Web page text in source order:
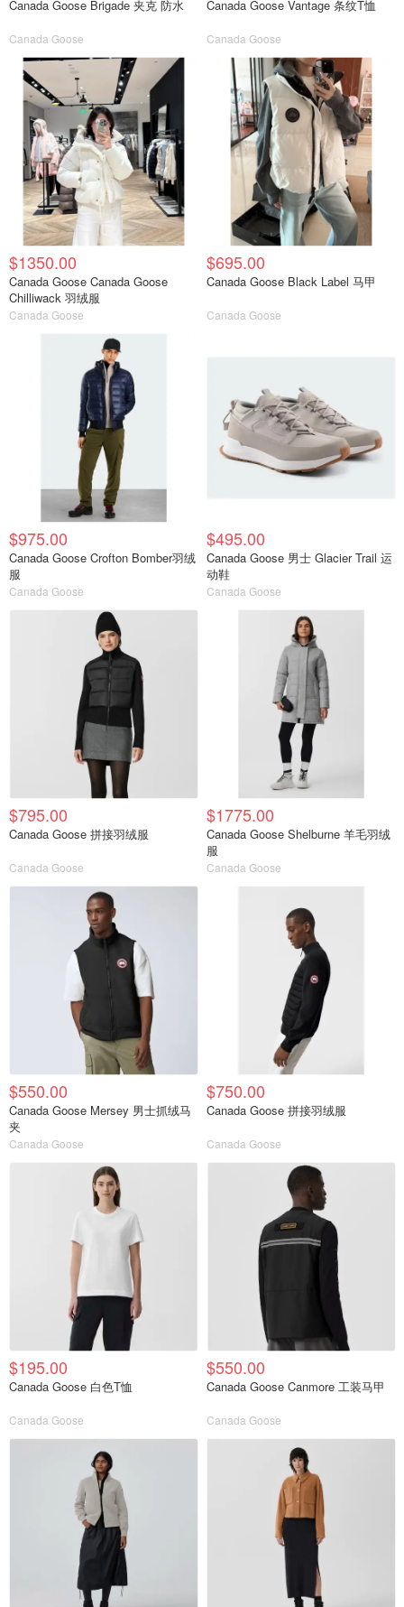
Canada Goose Brigade 夹克 防水
Canada Goose
Canada Goose Vantage 条纹T恤
Canada Goose
$1350.00
Canada Goose Canada Goose
Chilliwack 羽绒服
Canada Goose
$695.00
Canada Goose Black Label 马甲
Canada Goose
$975.00
Canada Goose Crofton Bomber羽绒
服
Canada Goose
$495.00
Canada Goose 男士 Glacier Trail 运
动鞋
Canada Goose
$795.00
Canada Goose 拼接羽绒服
Canada Goose
$1775.00
Canada Goose Shelburne 羊毛羽绒
服
Canada Goose
$550.00
Canada Goose Mersey 男士抓绒马
夹
Canada Goose
$750.00
Canada Goose 拼接羽绒服
Canada Goose
$195.00
Canada Goose 白色T恤
Canada Goose
$550.00
Canada Goose Canmore 工装马甲
Canada Goose